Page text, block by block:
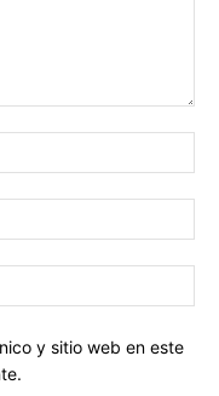
y sitio web en este